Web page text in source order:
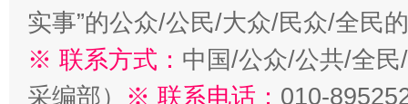
实事”的公众/公民/大众/民众/全民
※ 联系方式： 中国/公众/公共/全
采编部） ※ 联系电话： 010-